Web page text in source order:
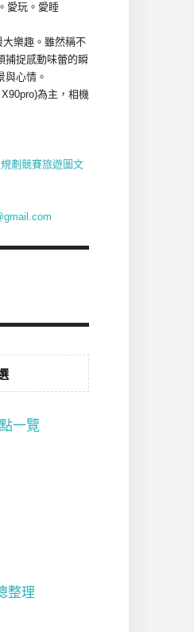
愛玩。愛睡
樂趣。雖然稱不
捕捉感動味蕾的瞬
與心情。
為主，相機
劃競賽旅遊圖文
一覽
整理